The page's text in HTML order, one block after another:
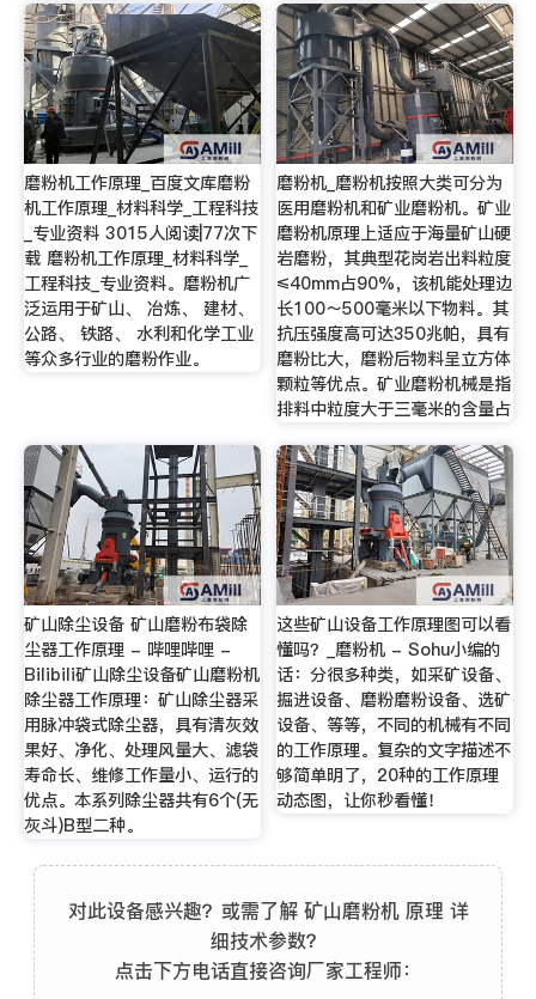
磨粉机工作原理_百度文库磨粉
机工作原理_材料科学_工程科技
_专业资料 3015人阅读|77次下
载 磨粉机工作原理_材料科学_
工程科技_专业资料。磨粉机广
泛运用于矿山、 冶炼、 建材、
公路、 铁路、 水利和化学工业
等众多行业的磨粉作业。
磨粉机_磨粉机按照大类可分为
医用磨粉机和矿业磨粉机。矿业
磨粉机原理上适应于海量矿山硬
岩磨粉，其典型花岗岩出料粒度
≤40mm占90%，该机能处理边
长100～500毫米以下物料。其
抗压强度高可达350兆帕，具有
磨粉比大，磨粉后物料呈立方体
颗粒等优点。矿业磨粉机械是指
排料中粒度大于三毫米的含量占
矿山除尘设备 矿山磨粉布袋除
尘器工作原理 - 哔哩哔哩 -
Bilibili矿山除尘设备矿山磨粉机
除尘器工作原理：矿山除尘器采
用脉冲袋式除尘器，具有清灰效
果好、净化、处理风量大、滤袋
寿命长、维修工作量小、运行的
优点。本系列除尘器共有6个(无
灰斗)B型二种。
这些矿山设备工作原理图可以看
懂吗？_磨粉机 - Sohu小编的
话：分很多种类，如采矿设备、
掘进设备、磨粉磨粉设备、选矿
设备、等等，不同的机械有不同
的工作原理。复杂的文字描述不
够简单明了，20种的工作原理
动态图，让你秒看懂！
对此设备感兴趣？或需了解 矿山磨粉机 原理 详
细技术参数？
点击下方电话直接咨询厂家工程师：